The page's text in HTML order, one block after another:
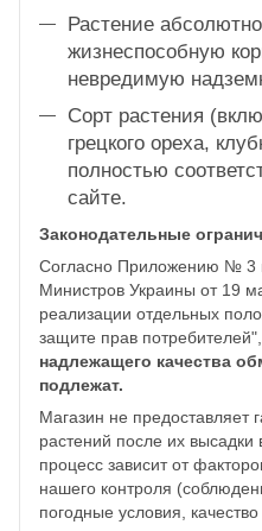
Растение
жизнеспособную
невредимую
Сорт растения
грецкого ореха,
полностью
сайте.
Законодательные
Согласно Приложению № 3
Министров Украины от 19
реализации отдельных
защите прав потребителей",
надлежащего качества
подлежат.
Магазин не предоставляет
растений после их высадки
процесс зависит от
нашего контроля
погодные условия,